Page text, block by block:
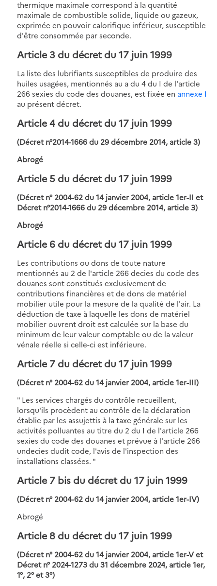
thermique maximale correspond à la quantité
maximale de combustible solide, liquide ou gazeux,
exprimée en pouvoir calorifique inférieur, susceptible
d'être consommée par seconde.
Article 3 du décret du 17 juin 1999
La liste des lubrifiants susceptibles de produire des
huiles usagées, mentionnés au a du 4 du I de l'article
266 sexies du code des douanes, est fixée en annexe I
au présent décret.
Article 4 du décret du 17 juin 1999
(Décret n°2014-1666 du 29 décembre 2014, article 3)
Abrogé
Article 5 du décret du 17 juin 1999
(Décret n° 2004-62 du 14 janvier 2004, article 1er-II et
Décret n°2014-1666 du 29 décembre 2014, article 3)
Abrogé
Article 6 du décret du 17 juin 1999
Les contributions ou dons de toute nature
mentionnés au 2 de l'article 266 decies du code des
douanes sont constitués exclusivement de
contributions financières et de dons de matériel
mobilier utile pour la mesure de la qualité de l'air. La
déduction de taxe à laquelle les dons de matériel
mobilier ouvrent droit est calculée sur la base du
minimum de leur valeur comptable ou de la valeur
vénale réelle si celle-ci est inférieure.
Article 7 du décret du 17 juin 1999
(Décret n° 2004-62 du 14 janvier 2004, article 1er-III)
" Les services chargés du contrôle recueillent,
lorsqu'ils procèdent au contrôle de la déclaration
établie par les assujettis à la taxe générale sur les
activités polluantes au titre du 2 du I de l'article 266
sexies du code des douanes et prévue à l'article 266
undecies dudit code, l'avis de l'inspection des
installations classées. "
Article 7 bis du décret du 17 juin 1999
(Décret n° 2004-62 du 14 janvier 2004, article 1er-IV)
Abrogé
Article 8 du décret du 17 juin 1999
(Décret n° 2004-62 du 14 janvier 2004, article 1er-V et
Décret n° 2024-1273 du 31 décembre 2024, article 1er,
1°, 2° et 3°)